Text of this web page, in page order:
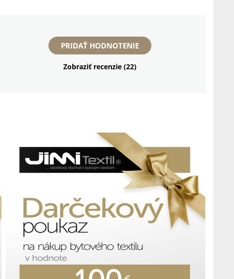
PRIDAŤ HODNOTENIE
Zobraziť recenzie (22)